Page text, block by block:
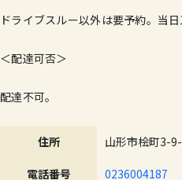
ドライブスルー以外は要予約。当日
＜配達可否＞
配達不可。
住所 山形市桧町3-
電話番号 0236004187